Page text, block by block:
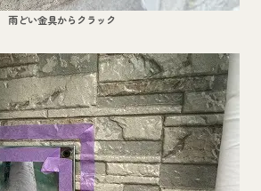
雨どい金具からクラック